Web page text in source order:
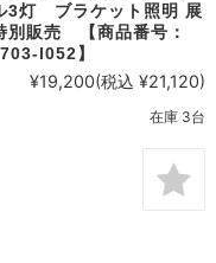
3灯 ブラケット照明 展
別販売 【商品番号：
l052】
¥19,200(税込 ¥21,120)
在庫 3台